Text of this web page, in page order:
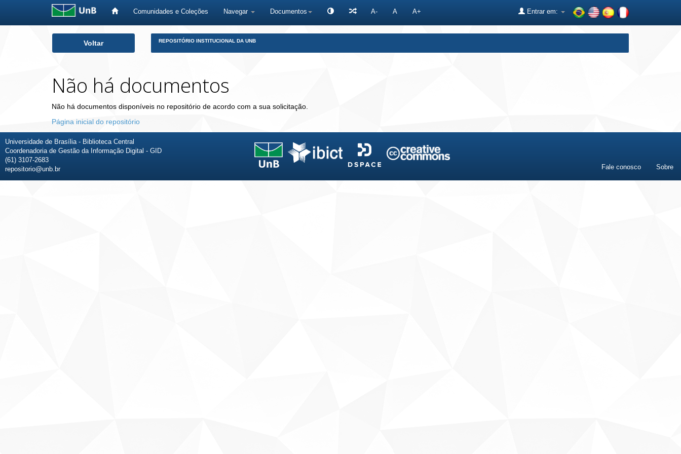
Comunidades e Coleções Navegar Documentos A- A A+ Entrar em:
Voltar REPOSITÓRIO INSTITUCIONAL DA UNB
Não há documentos
Não há documentos disponíveis no repositório de acordo com a sua solicitação.
Página inicial do repositório
Universidade de Brasília - Biblioteca Central
Coordenadoria de Gestão da Informação Digital - GID
(61) 3107-2683
repositorio@unb.br
Fale conosco Sobre